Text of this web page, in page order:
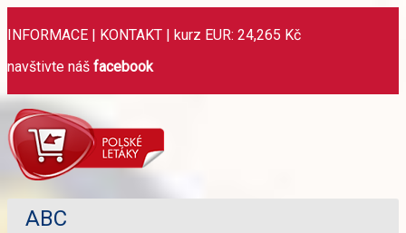
INFORMACE | KONTAKT | kurz EUR: 24,265 Kč
navštivte náš facebook
ABC